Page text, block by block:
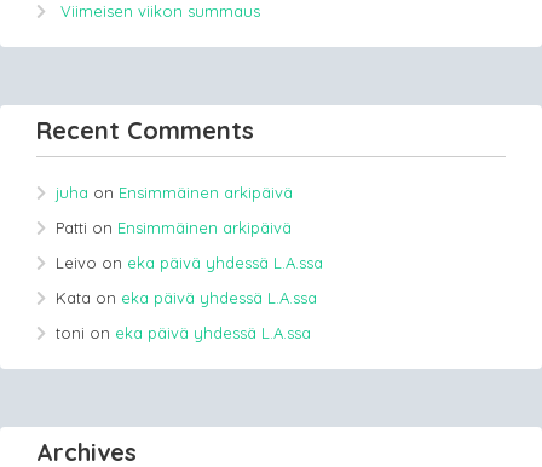
Viimeisen viikon summaus
Recent Comments
juha on Ensimmäinen arkipäivä
Patti on Ensimmäinen arkipäivä
Leivo on eka päivä yhdessä L.A.ssa
Kata on eka päivä yhdessä L.A.ssa
toni on eka päivä yhdessä L.A.ssa
Archives